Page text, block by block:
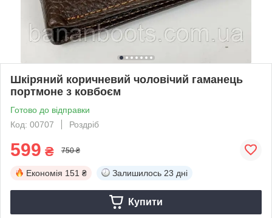
Шкіряний коричневий чоловічий гаманець
портмоне з ковбоєм
Готово до відправки
Код: 00707
Роздріб
599 ₴ 750 ₴
Економія 151 ₴ Залишилось 23 дні
Купити